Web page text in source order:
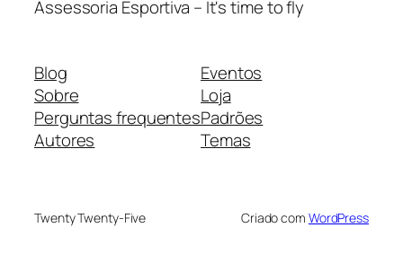
Assessoria Esportiva – It's time to fly
Blog
Sobre
Perguntas frequentes
Autores
Eventos
Loja
Padrões
Temas
Twenty Twenty-Five Criado com WordPress